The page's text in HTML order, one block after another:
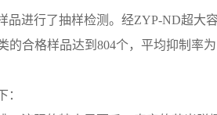
品进行了抽样检测。经ZYP-ND超大
合格样品达到804个，平均抑制率
：